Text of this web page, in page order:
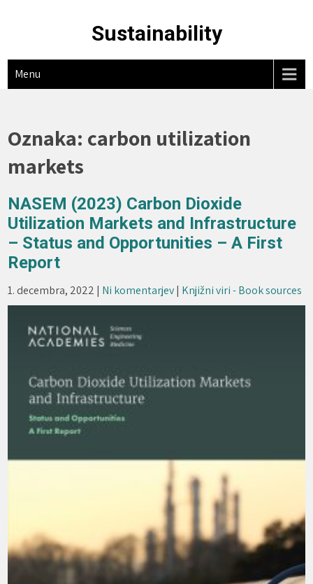
Sustainability
Menu
Oznaka: carbon utilization
markets
NASEM (2023) Carbon Dioxide
Utilization Markets and Infrastructure
– Status and Opportunities – A First
Report
1. decembra, 2022 | Ni komentarjev| Knjižni viri - Book sources